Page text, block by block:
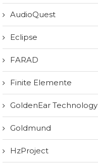
AudioQuest
Eclipse
FARAD
Finite Elemente
GoldenEar Technology
Goldmund
HzProject